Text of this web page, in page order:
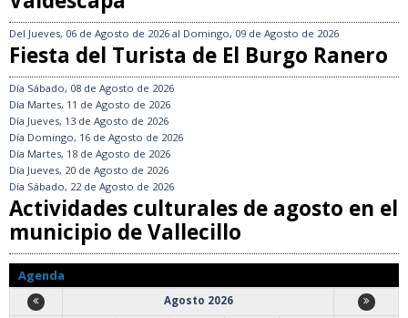
Del Jueves, 06 de Agosto de 2026 al Domingo, 09 de Agosto de 2026
Fiesta del Turista de El Burgo Ranero
Día Sábado, 08 de Agosto de 2026
Día Martes, 11 de Agosto de 2026
Día Jueves, 13 de Agosto de 2026
Día Domingo, 16 de Agosto de 2026
Día Martes, 18 de Agosto de 2026
Día Jueves, 20 de Agosto de 2026
Día Sábado, 22 de Agosto de 2026
Actividades culturales de agosto en el
municipio de Vallecillo
Agenda
Agosto 2026